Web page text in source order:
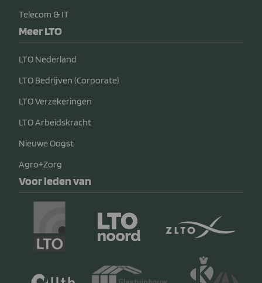
Telecom & IT
Meer LTO
LTO Nederland
LTO Bedrijven (Corporate)
LTO Verzekeringen
LTO Arbeidskracht
Nieuwe Oogst
Agro+Zorg
Voor leden van